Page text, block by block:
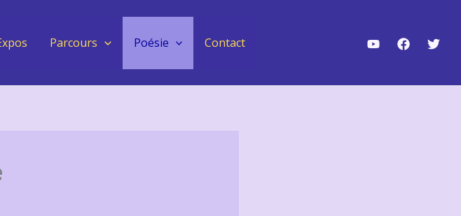
Parcours Poésie Contact